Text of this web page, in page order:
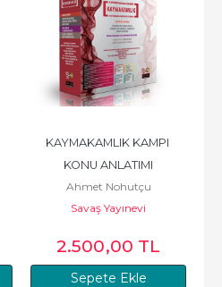
Sepete Ekle
KAYMAKAMLIK KAMPI
KONU ANLATIMI
Ahmet Nohutçu
Savaş Yayınevi
2.500,00 TL